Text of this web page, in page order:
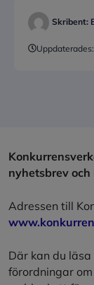
Skribent:
Uppdaterades:
nyhetsbrev
Adressen till
Där kan du
förordningar